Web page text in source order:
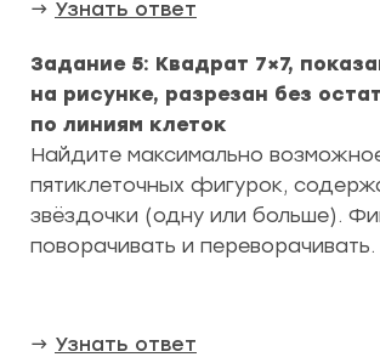
→ Узнать ответ
Задание 5: Квадрат 7×7,
на рисунке, разрезан без
по линиям клеток
Найдите максимально
пятиклеточных фигурок,
звёздочки (одну или больше).
поворачивать и переворачивать.
→ Узнать ответ